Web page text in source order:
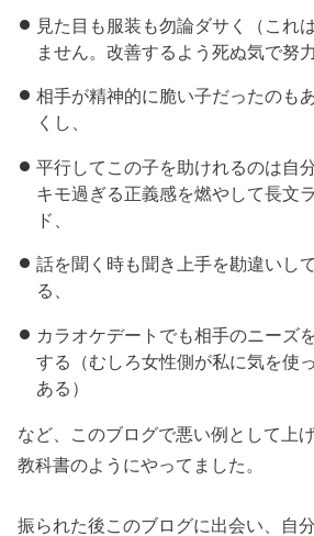
見た目も服装も勿論ダサく（これ
ません。改善するよう死ぬ気で努
相手が精神的に脆い子だったのも
くし、
平行してこの子を助けれるのは自
キモ過ぎる正義感を燃やして長文
ド、
話を聞く時も聞き上手を勘違いし
る、
カラオケデートでも相手のニーズ
する（むしろ女性側が私に気を使
ある）
など、このブログで悪い例として上
教科書のようにやってました。
振られた後このブログに出会い、自